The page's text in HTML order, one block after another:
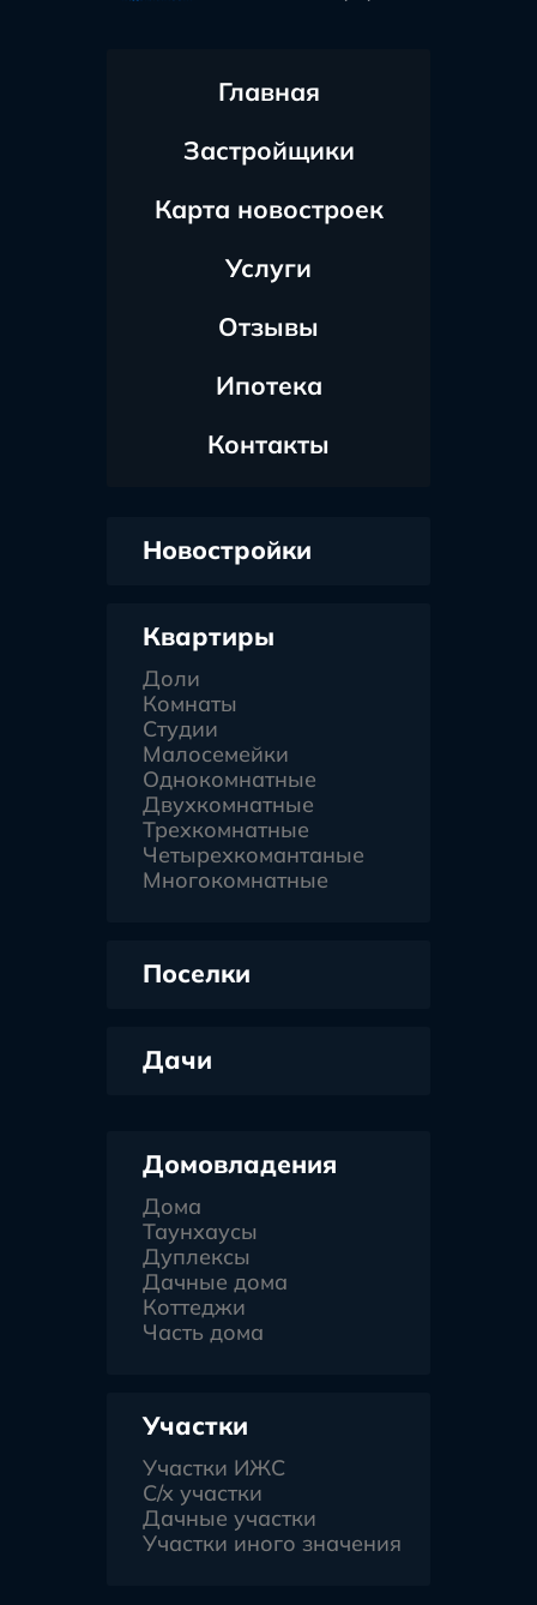
Главная
Застройщики
Карта новостроек
Услуги
Отзывы
Ипотека
Контакты
Новостройки
Квартиры
Доли
Комнаты
Студии
Малосемейки
Однокомнатные
Двухкомнатные
Трехкомнатные
Четырехкомантаные
Многокомнатные
Поселки
Дачи
Домовладения
Дома
Таунхаусы
Дуплексы
Дачные дома
Коттеджи
Часть дома
Участки
Участки ИЖС
С/х участки
Дачные участки
Участки иного значения